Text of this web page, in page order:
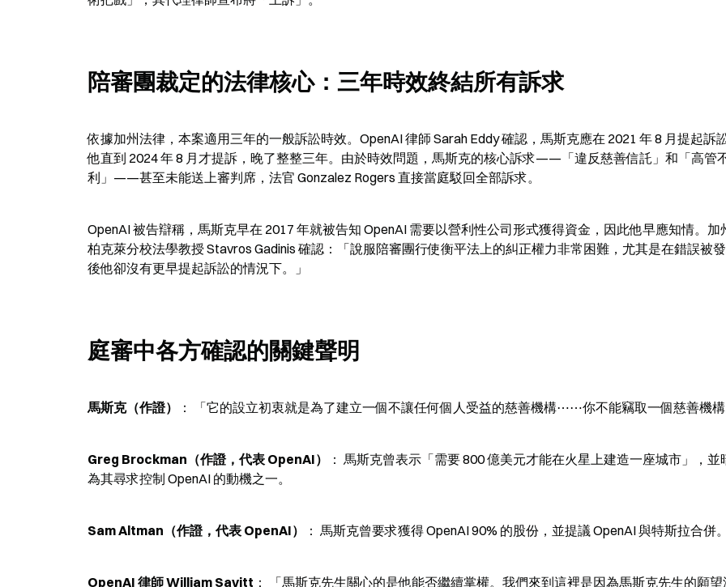
陪審團裁定的法律核心：三年時效終結所有訴求
依據加州法律，本案適用三年的一般訴訟時效。OpenAI 律師 Sarah Eddy 確認，馬斯克應在 2021 年 8 月提起訴
他直到 2024 年 8 月才提訴，晚了整整三年。由於時效問題，馬斯克的核心訴求——「違反慈善信託」和「高管
利」——甚至未能送上審判席，法官 Gonzalez Rogers 直接當庭駁回全部訴求。
OpenAI 被告辯稱，馬斯克早在 2017 年就被告知 OpenAI 需要以營利性公司形式獲得資金，因此他早應知情。加
柏克萊分校法學教授 Stavros Gadinis 確認：「說服陪審團行使衡平法上的糾正權力非常困難，尤其是在錯誤被
後他卻沒有更早提起訴訟的情況下。」
庭審中各方確認的關鍵聲明
馬斯克（作證） ： 「它的設立初衷就是為了建立一個不讓任何個人受益的慈善機構⋯⋯你不能竊取一個慈善機構
Greg Brockman（作證，代表 OpenAI）
： 馬斯克曾表示「需要 800 億美元才能在火星上建造一座城市」，並
為其尋求控制 OpenAI 的動機之一。
Sam Altman（作證，代表 OpenAI） ： 馬斯克曾要求獲得 OpenAI 90% 的股份，並提議 OpenAI 與特斯拉合併。
OpenAI 律師 William Savitt ： 「馬斯克先生關心的是他能否繼續掌權。我們來到這裡是因為馬斯克先生的願